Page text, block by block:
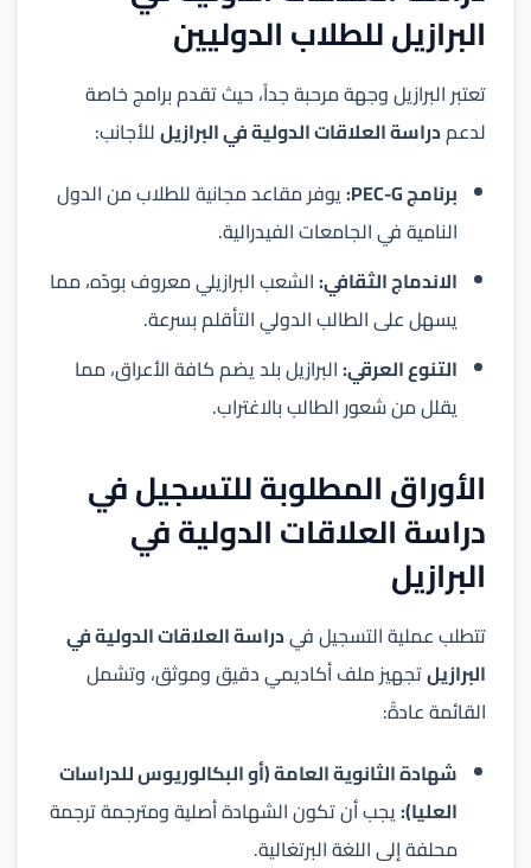
البرازيل للطلاب الدوليين
تعتبر البرازيل وجهة مرحبة جداً، حيث تقدم برامج خاصة
لدعمدراسة العلاقات الدولية في البرازيلللأجانب:
برنامج PEC-G:
يوفر مقاعد مجانية للطلاب من الدول
النامية في الجامعات الفيدرالية.
الاندماج الثقافي:الشعب البرازيلي معروف بودّه، مما
يسهل على الطالب الدولي التأقلم بسرعة.
التنوع العرقي:البرازيل بلد يضم كافة الأعراق، مما
يقلل من شعور الطالب بالاغتراب.
الأوراق المطلوبة للتسجيل في
دراسة العلاقات الدولية في
البرازيل
تتطلب عملية التسجيل فيدراسة العلاقات الدولية في
البرازيلتجهيز ملف أكاديمي دقيق وموثق، وتشمل
القائمة عادةً:
شهادة الثانوية العامة (أو البكالوريوس للدراسات
العليا):يجب أن تكون الشهادة أصلية ومترجمة ترجمة
محلفة إلى اللغة البرتغالية.